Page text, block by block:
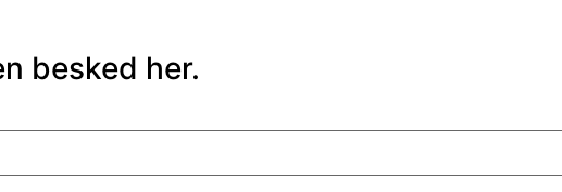
besked her.